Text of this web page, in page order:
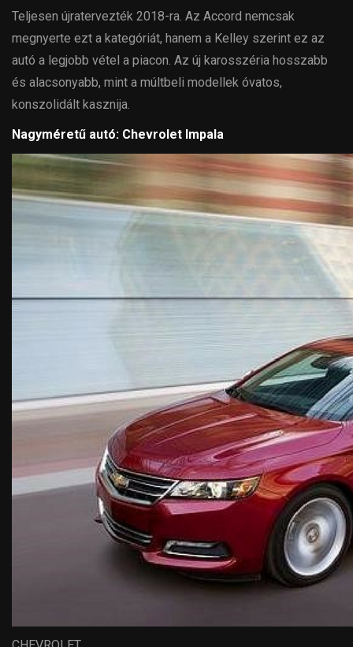
Teljesen újratervezték 2018-ra. Az Accord nemcsak
megnyerte ezt a kategóriát, hanem a Kelley szerint ez az
autó a legjobb vétel a piacon. Az új karosszéria hosszabb
és alacsonyabb, mint a múltbeli modellek óvatos,
konszolidált kasznija.
Nagyméretű autó: Chevrolet Impala